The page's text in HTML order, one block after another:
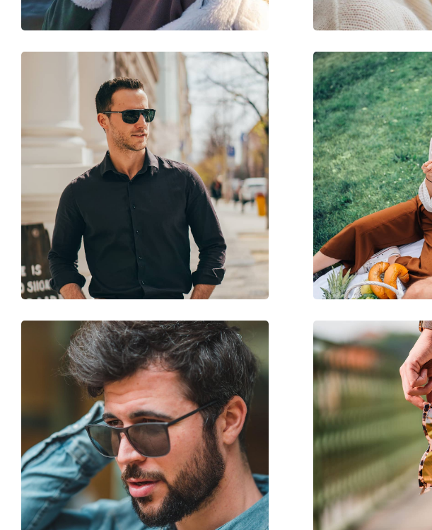
Balama flexibilă:
Da
Accesorii
Suport:
Da
Lavetă pentru curățat:
Da
Bărbați
Categorie:
Ochelari de soare
Hugo Boss
Utilizare:
Modă
Cod:
1434/S 807 9O 56